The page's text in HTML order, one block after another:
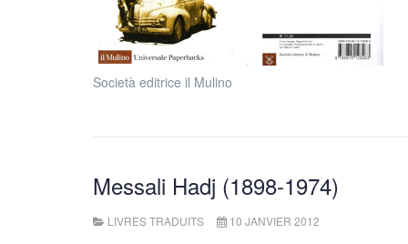
Società editrice il Mulino
Messali Hadj (1898-1974)
LIVRES TRADUITS 10 JANVIER 2012